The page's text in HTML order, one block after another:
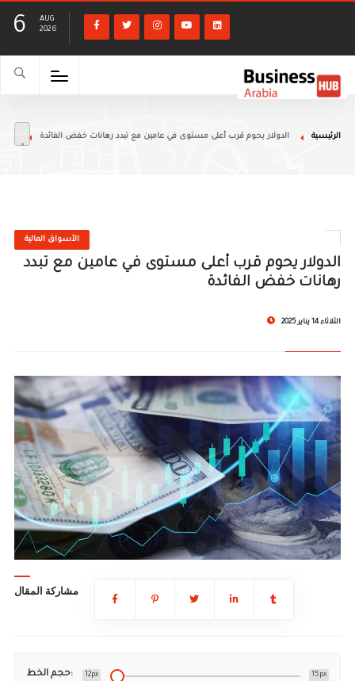
6
AUG
2026
الرئيسية الدولار يحوم قرب أعلى مستوى في عامين مع تبدد رهانات خفض الفائدة
الأسواق المالية
الدولار يحوم قرب أعلى مستوى في عامين مع تبدد
رهانات خفض الفائدة
الثلاثاء 14 يناير 2025
مشاركة المقال
حجم الخط: 12px 15px